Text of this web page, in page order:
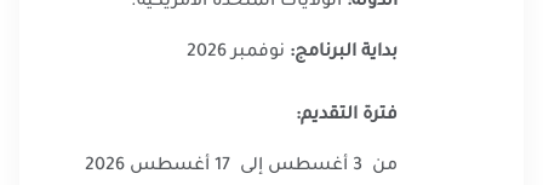
بداية البرنامج: نوفمبر 2026
فترة التقديم:
من 3 أغسطس إلى 17 أغسطس 2026